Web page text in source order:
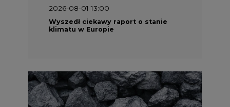
2026-08-01 13:00
Wyszedł ciekawy raport o stanie
klimatu w Europie